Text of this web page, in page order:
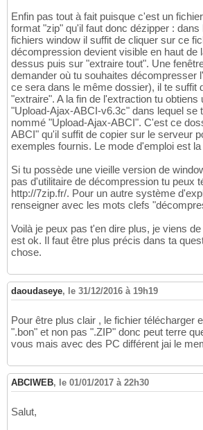
Enfin pas tout à fait puisque c'est un
format "zip" qu'il faut donc dézipper : dans
fichiers window il suffit de cliquer sur ce
décompression devient visible en haut de
dessus puis sur "extraire tout". Une
demander où tu souhaites décompresser
ce sera dans le même dossier), il te suffit
"extraire". A la fin de l'extraction tu
"Upload-Ajax-ABCI-v6.3c" dans lequel se
nommé "Upload-Ajax-ABCI". C'est ce
ABCI" qu'il suffit de copier sur le serveur
exemples fournis. Le mode d'emploi est
Si tu possède une vieille version de
pas d'utilitaire de décompression tu peux
http://7zip.fr/. Pour un autre système
renseigner avec les mots clefs
Voilà je peux pas t'en dire plus, je viens
est ok. Il faut être plus précis dans ta
chose.
daoudaseye, le 31/12/2016 à 19h19
Pour être plus clair , le fichier télécharger
".bon" et non pas ".ZIP" donc peut terre
vous mais avec des PC différent jai le
ABCIWEB, le 01/01/2017 à 22h30
Salut,